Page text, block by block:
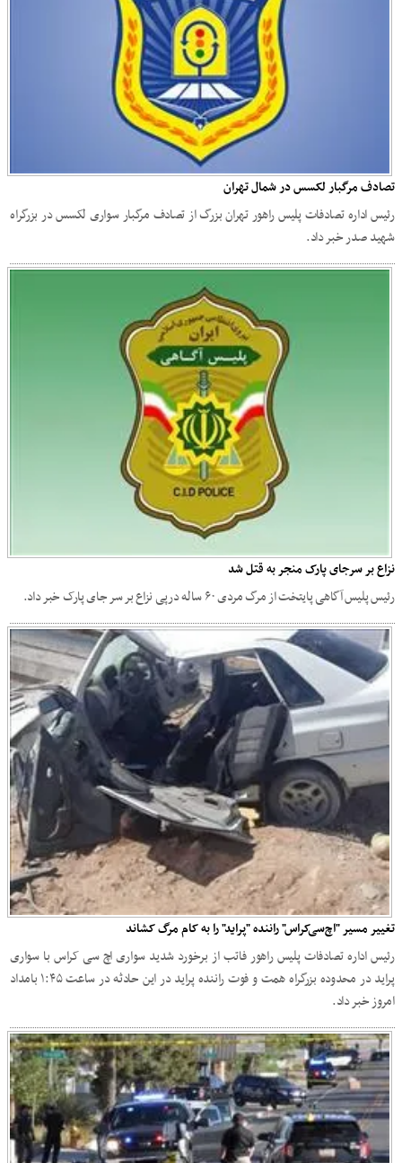
تصادف مرگبار لکسس در شمال تهران
رئیس اداره تصادفات پلیس راهور تهران بزرگ از تصادف مرگبار سواری لکسس در بزرگراه
شهید صدر خبر داد.
نزاع بر سرجای پارک منجر به قتل شد
رئیس پلیس آگاهی پایتخت از مرگ مردی ۶۰ ساله درپی نزاع بر سر جای پارک خبر داد.
تغییر مسیر "اچ‌سی‌کراس" راننده "پراید" را به کام مرگ کشاند
رئیس اداره تصادفات پلیس راهور فاتب از برخورد شدید سواری اچ سی کراس با سواری
پراید در محدوده بزرگراه همت و فوت راننده پراید در این حادثه در ساعت ۱:۴۵ بامداد
امروز خبر داد.